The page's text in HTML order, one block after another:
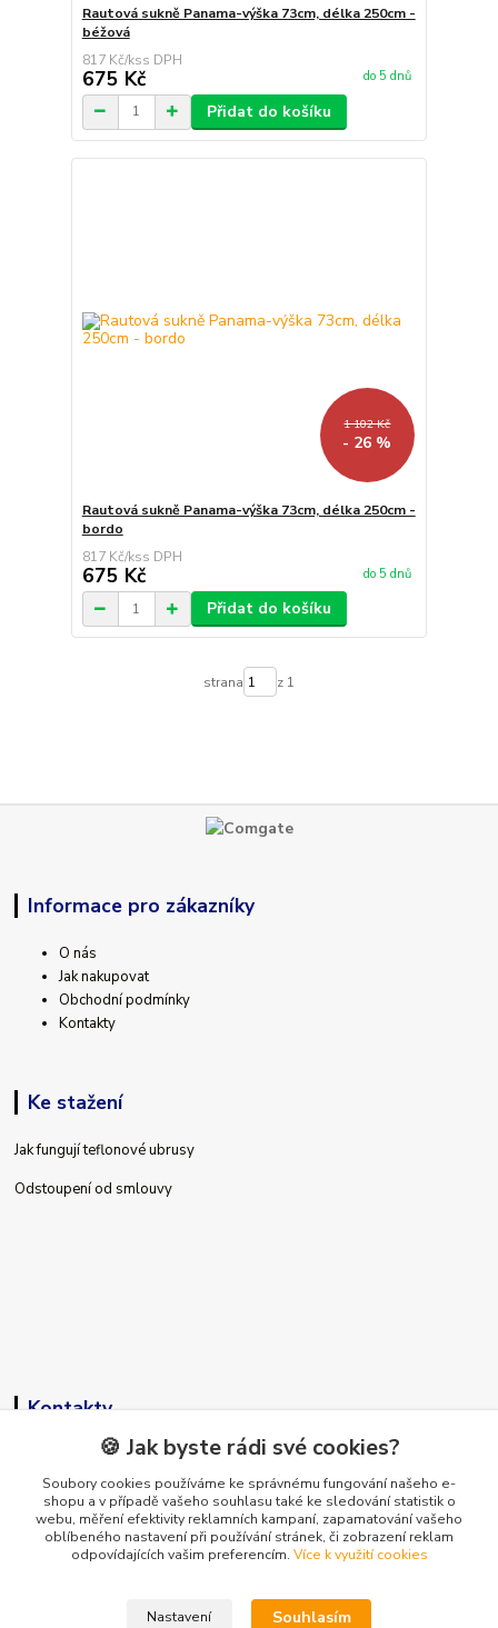
Rautová sukně Panama-výška 73cm, délka 250cm -
béžová
817 Kč/ks
675 Kč do 5 dnů
Přidat do košíku
1 102 Kč
- 26 %
Rautová sukně Panama-výška 73cm, délka 250cm -
bordo
817 Kč/ks
675 Kč do 5 dnů
Přidat do košíku
strana z 1
Informace pro zákazníky
O nás
Jak nakupovat
Obchodní podmínky
Kontakty
Ke stažení
Jak fungují teflonové ubrusy
Odstoupení od smlouvy
Kontakty
+420 773 794 023
Pondělí-pátek 9-15 hodin
🍪 Jak byste rádi své cookies?
Soubory cookies používáme ke správnému fungování našeho e-
shopu a v případě vašeho souhlasu také ke sledování statistik o
webu, měření efektivity reklamních kampaní, zapamatování vašeho
oblíbeného nastavení při používání stránek, či zobrazení reklam
odpovídajících vašim preferencím. Více k využití cookies
Nastavení Souhlasím